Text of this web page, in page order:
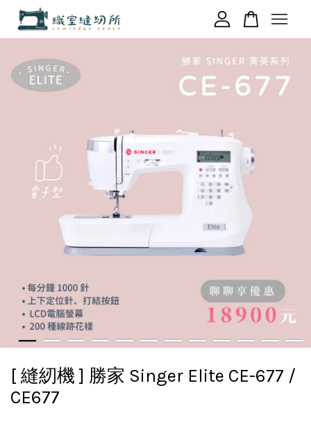
[ 縫紉機 ] 勝家 Singer Elite CE-677 /
CE677
您的購物車目前還是空的。